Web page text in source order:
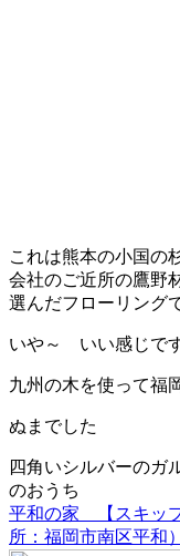
これは熊本の小国の
会社のご近所の鷹野
選んだフローリング
いや～ いい感じで
九州の木を使って福
ぬまでした
四角いシルバーのガ
のおうち
平和の家 【スキッ
所：福岡市南区平和